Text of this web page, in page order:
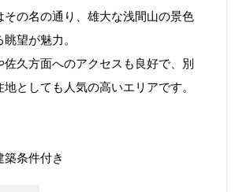
その名の通り、雄大な浅間山の景色
望が魅力。
久方面へのアクセスも良好で、別
としても人気の高いエリアです。
築条件付き